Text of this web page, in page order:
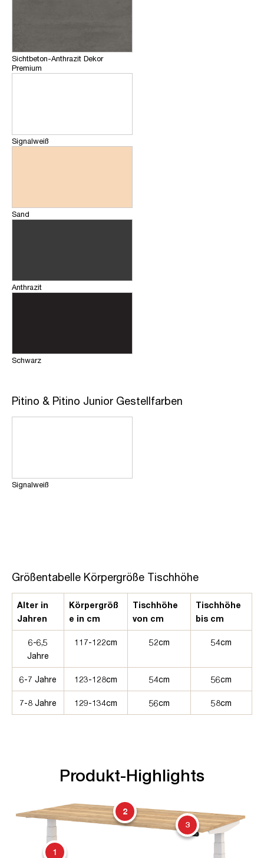
Sichtbeton-Anthrazit Dekor
Premium
Signalweiß
Sand
Anthrazit
Schwarz
Pitino & Pitino Junior Gestellfarben
Signalweiß
Größentabelle Körpergröße Tischhöhe
Alter in
Jahren
Körpergröß
e in cm
Tischhöhe
von cm
Tischhöhe
bis cm
6-6,5
Jahre
117-122cm 52cm 54cm
6-7 Jahre 123-128cm 54cm 56cm
7-8 Jahre 129-134cm 56cm 58cm
Produkt-Highlights
1
2
3